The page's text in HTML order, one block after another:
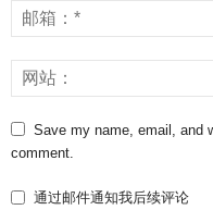
Save my name, email, and
comment.
通过邮件通知我后续评论